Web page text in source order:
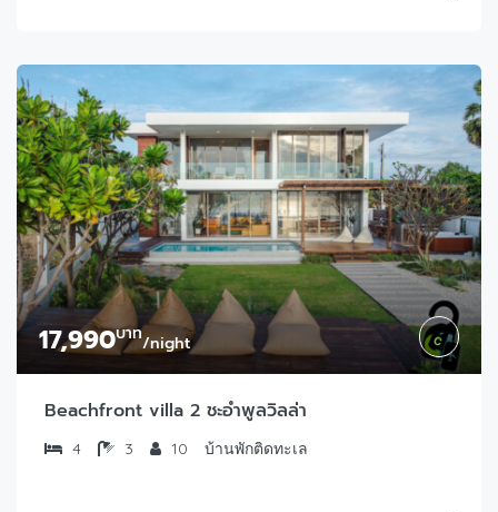
17,990บาท/night
Beachfront villa 2 ชะอำพูลวิลล่า
4 3 10 บ้านพักติดทะเล